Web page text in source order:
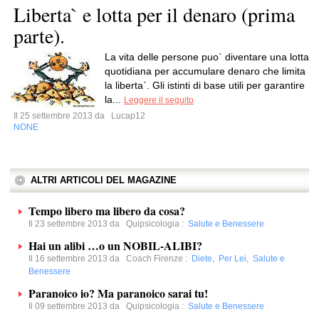
Liberta` e lotta per il denaro (prima
parte).
La vita delle persone puo` diventare una lotta
quotidiana per accumulare denaro che limita
la liberta`. Gli istinti di base utili per garantire
la...
Leggere il seguito
Il 25 settembre 2013 da
Lucap12
NONE
ALTRI ARTICOLI DEL MAGAZINE
Tempo libero ma libero da cosa?
Il 23 settembre 2013 da Quipsicologia : Salute e Benessere
Hai un alibi …o un NOBIL-ALIBI?
Il 16 settembre 2013 da Coach Firenze : Diete, Per Lei, Salute e
Benessere
Paranoico io? Ma paranoico sarai tu!
Il 09 settembre 2013 da Quipsicologia : Salute e Benessere